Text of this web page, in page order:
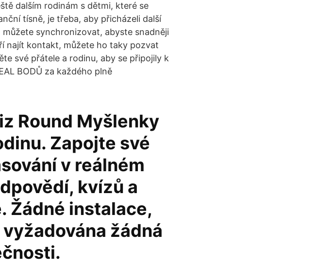
dalším rodinám s dětmi, které se
tísně, je třeba, aby přicházeli další
synchronizovat, abyste snadněji
najít kontakt, můžete ho taky pozvat
své přátele a rodinu, aby se připojily k
BODŮ za každého plně
Round Myšlenky
Zapojte své
v reálném
kvízů a
Žádné instalace,
žádná